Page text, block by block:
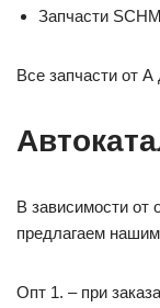
Запчасти
Все запчасти от А
В зависимости от
предлагаем
Опт 1. – при